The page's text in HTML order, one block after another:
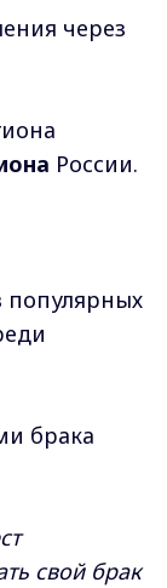
через
России.
популярных
брака
свой брак